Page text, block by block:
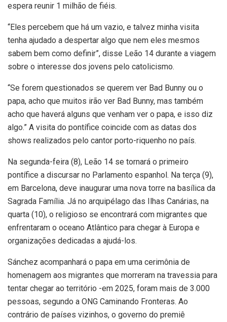
espera reunir 1 milhão de fiéis.
“Eles percebem que há um vazio, e talvez minha visita
tenha ajudado a despertar algo que nem eles mesmos
sabem bem como definir”, disse Leão 14 durante a viagem
sobre o interesse dos jovens pelo catolicismo.
“Se forem questionados se querem ver Bad Bunny ou o
papa, acho que muitos irão ver Bad Bunny, mas também
acho que haverá alguns que venham ver o papa, e isso diz
algo.” A visita do pontífice coincide com as datas dos
shows realizados pelo cantor porto-riquenho no país.
Na segunda-feira (8), Leão 14 se tornará o primeiro
pontífice a discursar no Parlamento espanhol. Na terça (9),
em Barcelona, deve inaugurar uma nova torre na basílica da
Sagrada Família. Já no arquipélago das Ilhas Canárias, na
quarta (10), o religioso se encontrará com migrantes que
enfrentaram o oceano Atlântico para chegar à Europa e
organizações dedicadas a ajudá-los.
Sánchez acompanhará o papa em uma cerimônia de
homenagem aos migrantes que morreram na travessia para
tentar chegar ao território -em 2025, foram mais de 3.000
pessoas, segundo a ONG Caminando Fronteras. Ao
contrário de países vizinhos, o governo do premiê